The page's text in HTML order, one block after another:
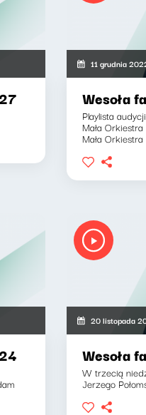
11 grudnia
Wesoła
Playlista
Mała
Mała
20 listopada
Wesoła
W trzecią
Jerzego